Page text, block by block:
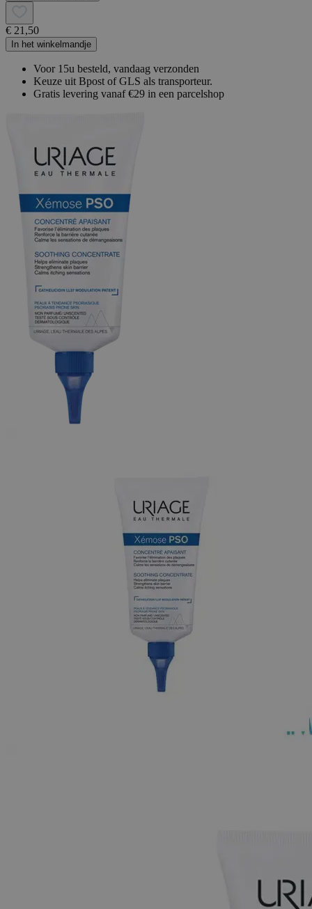
€ 21,50
In het winkelmandje
Voor 15u besteld, vandaag verzonden
Keuze uit Bpost of GLS als transporteur.
Gratis levering vanaf €29 in een parcelshop